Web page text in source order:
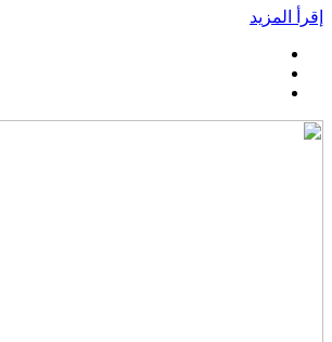
إقرأ المزيد